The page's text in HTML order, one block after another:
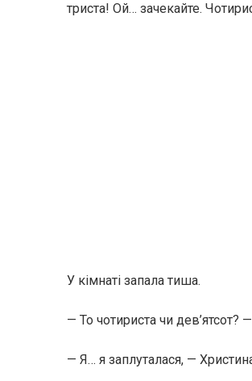
триста! Ой… зачекайте.
У кімнаті запала тиша.
— То чотириста чи дев’ятсот?
— Я… я заплуталася, —